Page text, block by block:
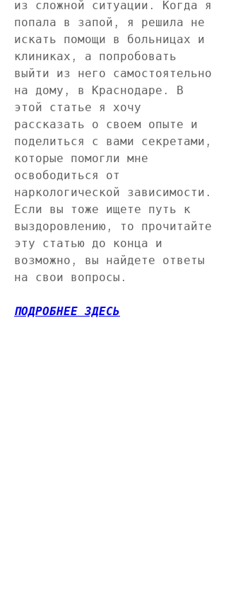
из сложной ситуации. Когда я
попала в запой, я решила не
искать помощи в больницах и
клиниках, а попробовать
выйти из него самостоятельно
на дому, в Краснодаре. В
этой статье я хочу
рассказать о своем опыте и
поделиться с вами секретами,
которые помогли мне
освободиться от
наркологической зависимости.
Если вы тоже ищете путь к
выздоровлению, то прочитайте
эту статью до конца и
возможно, вы найдете ответы
на свои вопросы.
ПОДРОБНЕЕ ЗДЕСЬ